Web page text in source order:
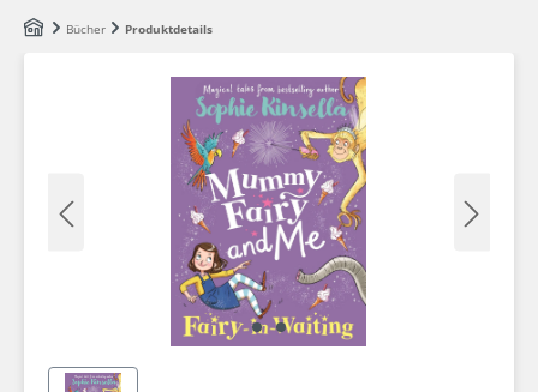
Zum Hauptinhalt springen
Bücher Produktdetails